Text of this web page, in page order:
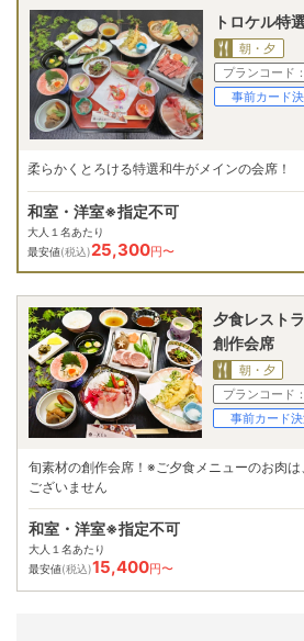
トロケル特
朝・夕
プランコード：
事前カード
柔らかくとろける特選和牛がメインの会席！
和室・洋室※指定不可
大人１名あたり
最安値(税込)25,300円〜
夕食レスト
創作会席
朝・夕
プランコード：
事前カード
旬素材の創作会席！※ご夕食メニューのお肉は
ございません
和室・洋室※指定不可
大人１名あたり
最安値(税込)15,400円〜